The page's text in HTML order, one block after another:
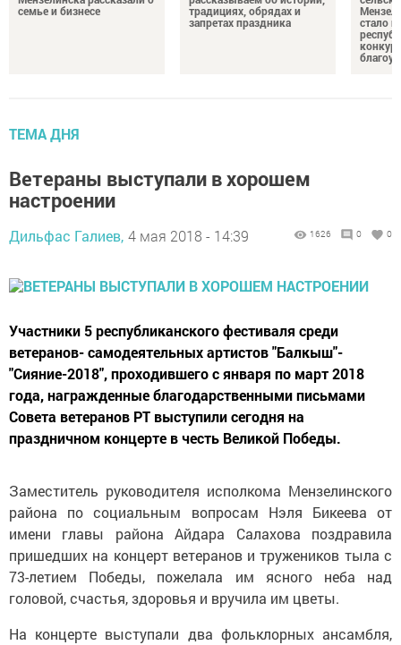
семье и бизнесе
традициях, обрядах и
запретах праздника
стало
ТЕМА ДНЯ
Ветераны выступали в хорошем
настроении
Дильфас Галиев, 4 мая 2018 - 14:39 1626 0 0
Участники 5 республиканского фестиваля среди
ветеранов- самодеятельных артистов "Балкыш"-
"Сияние-2018", проходившего с января по март 2018
года, награжденные благодарственными письмами
Совета ветеранов РТ выступили сегодня на
праздничном концерте в честь Великой Победы.
Заместитель руководителя исполкома Мензелинского
района по социальным вопросам Нэля Бикеева от
имени главы района Айдара Салахова поздравила
пришедших на концерт ветеранов и тружеников тыла с
73-летием Победы, пожелала им ясного неба над
головой, счастья, здоровья и вручила им цветы.
На концерте выступали два фольклорных ансамбля,